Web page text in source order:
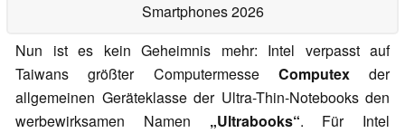
Smartphones 2026
Nun ist es kein Geheimnis mehr: Intel verpasst auf
Taiwans größter Computermesse Computexder
allgemeinen Geräteklasse der Ultra-Thin-Notebooks den
werbewirksamen Namen „Ultrabooks“. Für Intel